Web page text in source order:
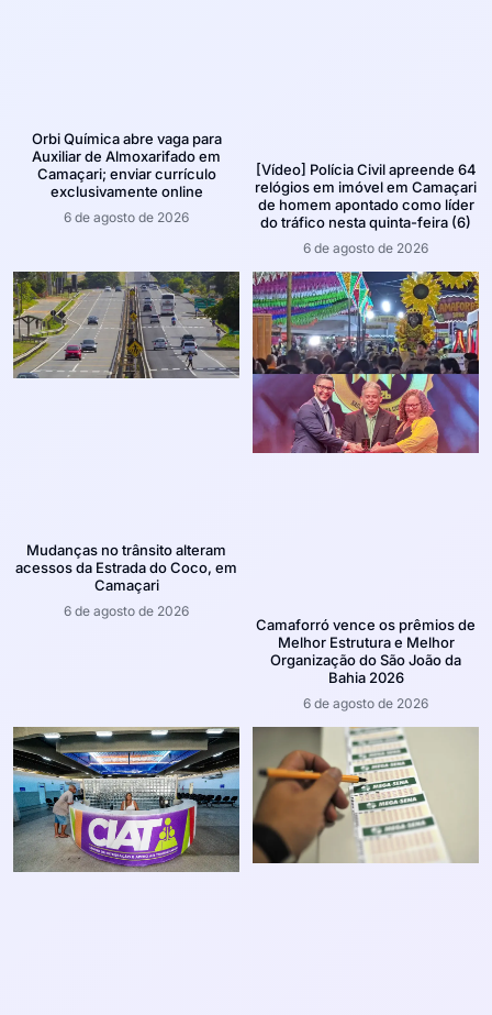
Orbi Química abre vaga para
Auxiliar de Almoxarifado em
Camaçari; enviar currículo
exclusivamente online
6 de agosto de 2026
[Vídeo] Polícia Civil apreende 64
relógios em imóvel em Camaçari
de homem apontado como líder
do tráfico nesta quinta-feira (6)
6 de agosto de 2026
Mudanças no trânsito alteram
acessos da Estrada do Coco, em
Camaçari
6 de agosto de 2026
Camaforró vence os prêmios de
Melhor Estrutura e Melhor
Organização do São João da
Bahia 2026
6 de agosto de 2026